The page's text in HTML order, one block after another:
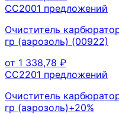
CC2001 предложений
Очиститель
гр (аэрозоль) (00922)
от 1 338,78 ₽
CC2201 предложений
Очиститель
гр (аэрозоль)+20%